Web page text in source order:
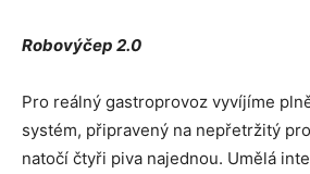
Robovýčep 2.0
Pro reálný gastroprovoz vyvíjíme
systém, připravený na nepřetržitý
natočí čtyři piva najednou. Umělá